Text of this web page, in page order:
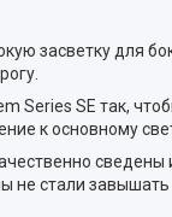
засветку для
Series SE так,
к основному
не стали